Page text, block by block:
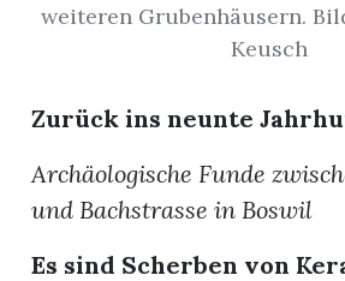
weiteren Grubenhäusern.
Keusch
Zurück ins neunte
Archäologische Funde
und Bachstrasse in Boswil
Es sind Scherben von